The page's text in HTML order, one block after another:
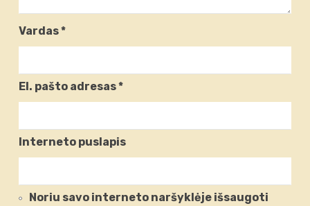
Vardas*
El. pašto adresas*
Interneto puslapis
Noriu savo interneto naršyklėje išsaugoti